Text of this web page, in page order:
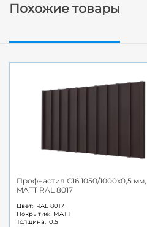
Похожие товары
Профнастил С16 1050/1000x0,5 мм,
MATT RAL 8017
Цвет: RAL 8017
Покрытие: MATT
Толщина: 0.5